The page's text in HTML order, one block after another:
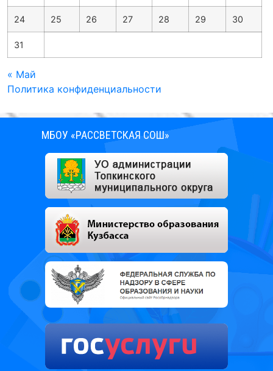
24 25 26 27 28 29 30
31
« Май
Политика конфиденциальности
МБОУ «РАССВЕТСКАЯ СОШ»